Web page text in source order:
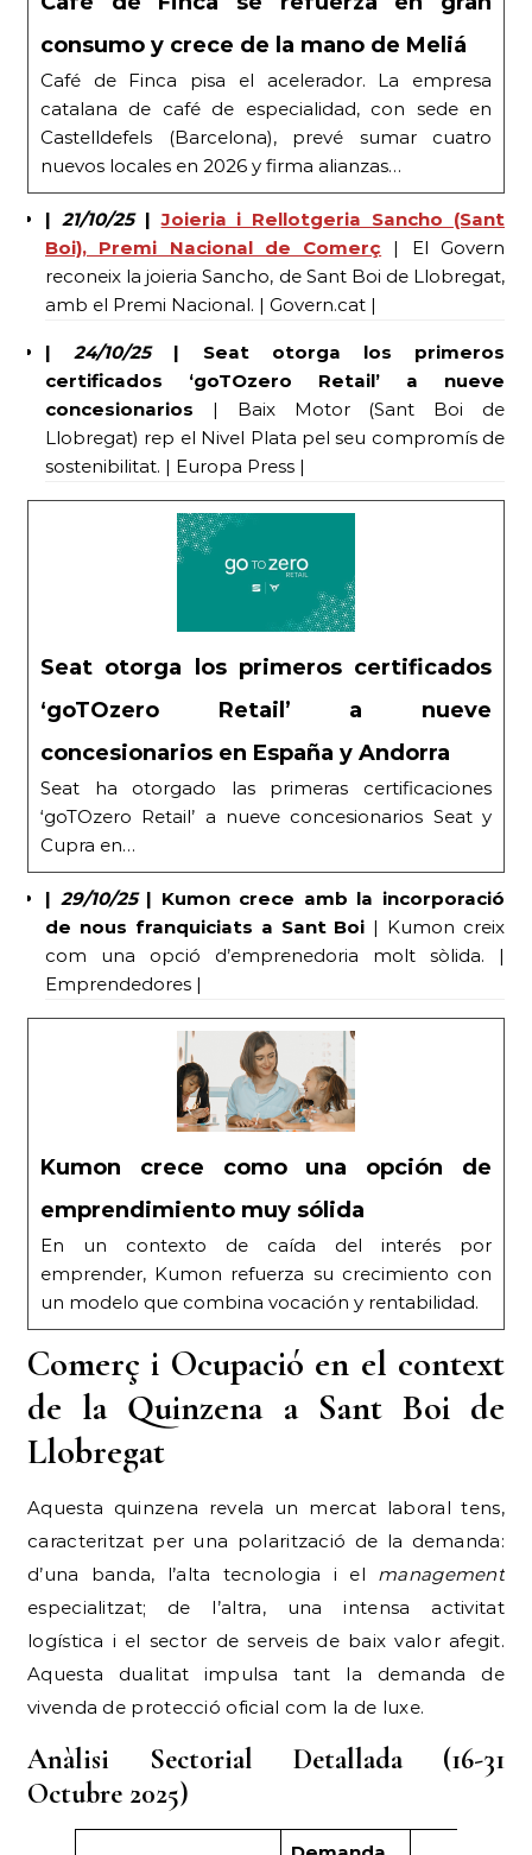
consumo y crece de la mano de Meliá
Café de Finca pisa el acelerador. La empresa
catalana de café de especialidad, con sede en
Castelldefels (Barcelona), prevé sumar cuatro
nuevos locales en 2026 y firma alianzas…
| 21/10/25| Joieria i Rellotgeria Sancho (Sant
Boi), Premi Nacional de Comerç | El Govern
reconeix la joieria Sancho, de Sant Boi de Llobregat,
amb el Premi Nacional. | Govern.cat |
|24/10/25| Seat otorga los primeros
certificados ‘goTOzero Retail’ a nueve
concesionarios | Baix Motor (Sant Boi de
Llobregat) rep el Nivel Plata pel seu compromís de
sostenibilitat. | Europa Press |
Seat otorga los primeros certificados
‘goTOzero Retail’ a nueve
concesionarios en España y Andorra
Seat ha otorgado las primeras certificaciones
‘goTOzero Retail’ a nueve concesionarios Seat y
Cupra en…
| 29/10/25| Kumon crece amb la incorporació
de nous franquiciats a Sant Boi | Kumon creix
com una opció d’emprenedoria molt sòlida. |
Emprendedores |
Kumon crece como una opción de
emprendimiento muy sólida
En un contexto de caída del interés por
emprender, Kumon refuerza su crecimiento con
un modelo que combina vocación y rentabilidad.
Comerç i Ocupació en el context
de la Quinzena a Sant Boi de
Llobregat
Aquesta quinzena revela un mercat laboral tens,
caracteritzat per una polarització de la demanda:
d’una banda, l’alta tecnologia i el management
especialitzat; de l’altra, una intensa activitat
logística i el sector de serveis de baix valor afegit.
Aquesta dualitat impulsa tant la demanda de
vivenda de protecció oficial com la de luxe.
Anàlisi Sectorial Detallada (16-31
Octubre 2025)